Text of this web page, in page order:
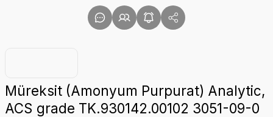
Müreksit (Amonyum Purpurat) Analytic,
ACS grade TK.930142.00102 3051-09-0